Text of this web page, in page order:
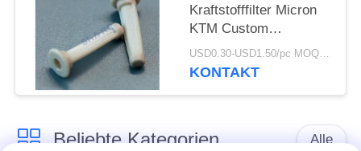
Kraftstofffilter Micron
KTM Custom
Kraftstoffeinspritzsystem-
Sieb
USD0.30-USD1.50/pc MOQ:200PCS
KONTAKT
Beliebte Kategorien Alle